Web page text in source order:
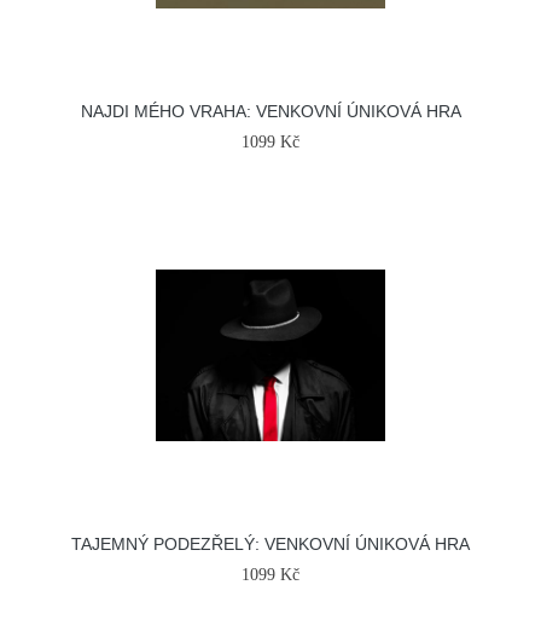
NAJDI MÉHO VRAHA: VENKOVNÍ ÚNIKOVÁ HRA
1099 Kč
TAJEMNÝ PODEZŘELÝ: VENKOVNÍ ÚNIKOVÁ HRA
1099 Kč